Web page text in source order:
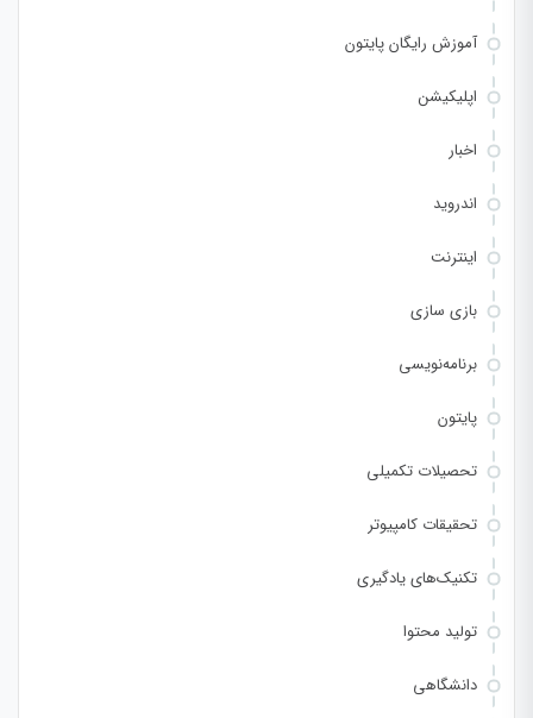
آموزش رایگان پایتون
اپلیکیشن
اخبار
اندروید
اینترنت
بازی سازی
برنامه‌نویسی
پایتون
تحصیلات تکمیلی
تحقیقات کامپیوتر
تکنیک‌های یادگیری
تولید محتوا
دانشگاهی